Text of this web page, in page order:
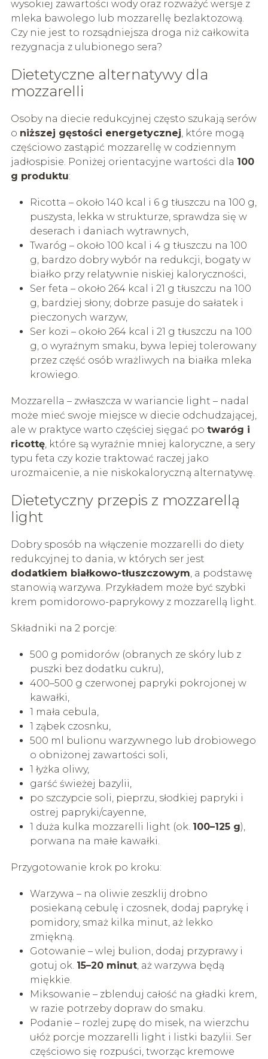
wysokiej zawartości wody oraz rozważyć wersje z
mleka bawolego lub mozzarellę bezlaktozową.
Czy nie jest to rozsądniejsza droga niż całkowita
rezygnacja z ulubionego sera?
Dietetyczne alternatywy dla
mozzarelli
Osoby na diecie redukcyjnej często szukają serów
o niższej gęstości energetycznej , które mogą
częściowo zastąpić mozzarellę w codziennym
jadłospisie. Poniżej orientacyjne wartości dla 100
g produktu:
Ricotta – około 140 kcal i 6 g tłuszczu na 100 g,
puszysta, lekka w strukturze, sprawdza się w
deserach i daniach wytrawnych,
Twaróg – około 100 kcal i 4 g tłuszczu na 100
g, bardzo dobry wybór na redukcji, bogaty w
białko przy relatywnie niskiej kaloryczności,
Ser feta – około 264 kcal i 21 g tłuszczu na 100
g, bardziej słony, dobrze pasuje do sałatek i
pieczonych warzyw,
Ser kozi – około 264 kcal i 21 g tłuszczu na 100
g, o wyraźnym smaku, bywa lepiej tolerowany
przez część osób wrażliwych na białka mleka
krowiego.
Mozzarella – zwłaszcza w wariancie light – nadal
może mieć swoje miejsce w diecie odchudzającej,
ale w praktyce warto częściej sięgać po twaróg i
ricottę, które są wyraźnie mniej kaloryczne, a sery
typu feta czy kozie traktować raczej jako
urozmaicenie, a nie niskokaloryczną alternatywę.
Dietetyczny przepis z mozzarellą
light
Dobry sposób na włączenie mozzarelli do diety
redukcyjnej to dania, w których ser jest
dodatkiem białkowo-tłuszczowym , a podstawę
stanowią warzywa. Przykładem może być szybki
krem pomidorowo-paprykowy z mozzarellą light.
Składniki na 2 porcje:
500 g pomidorów (obranych ze skóry lub z
puszki bez dodatku cukru),
400–500 g czerwonej papryki pokrojonej w
kawałki,
1 mała cebula,
1 ząbek czosnku,
500 ml bulionu warzywnego lub drobiowego
o obniżonej zawartości soli,
1 łyżka oliwy,
garść świeżej bazylii,
po szczypcie soli, pieprzu, słodkiej papryki i
ostrej papryki/cayenne,
1 duża kulka mozzarelli light (ok. 100–125 g),
porwana na małe kawałki.
Przygotowanie krok po kroku:
Warzywa – na oliwie zeszklij drobno
posiekaną cebulę i czosnek, dodaj paprykę i
pomidory, smaż kilka minut, aż lekko
zmiękną.
Gotowanie – wlej bulion, dodaj przyprawy i
gotuj ok. 15–20 minut, aż warzywa będą
miękkie.
Miksowanie – zblenduj całość na gładki krem,
w razie potrzeby dopraw do smaku.
Podanie – rozlej zupę do misek, na wierzchu
ułóż porcje mozzarelli light i listki bazylii. Ser
częściowo się rozpuści, tworząc kremowe